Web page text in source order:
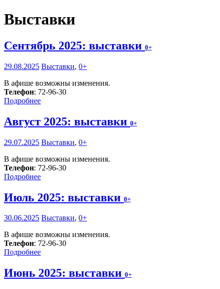
Выставки
Сентябрь 2025: выставки 0+
29.08.2025 Выставки, 0+
В афише возможны изменения.
Телефон: 72-96-30
Подробнее
Август 2025: выставки 0+
29.07.2025 Выставки, 0+
В афише возможны изменения.
Телефон: 72-96-30
Подробнее
Июль 2025: выставки 0+
30.06.2025 Выставки, 0+
В афише возможны изменения.
Телефон: 72-96-30
Подробнее
Июнь 2025: выставки 0+